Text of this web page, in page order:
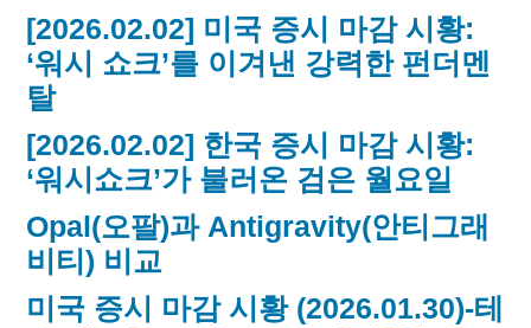
[2026.02.02] 미국 증시 마감 시황:
‘워시 쇼크’를 이겨낸 강력한 펀더멘
탈
[2026.02.02] 한국 증시 마감 시황:
‘워시쇼크’가 불러온 검은 월요일
Opal(오팔)과 Antigravity(안티그래
비티) 비교
미국 증시 마감 시황 (2026.01.30)-테